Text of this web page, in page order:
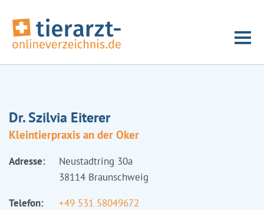
Dr. Szilvia Eiterer
Kleintierpraxis an der Oker
Adresse:
Neustadtring 30a
38114 Braunschweig
Telefon:
+49 531 58049672